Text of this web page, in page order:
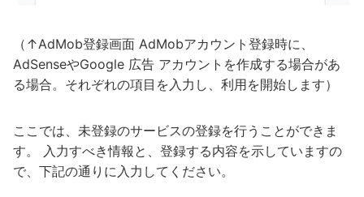
（↑AdMob登録画面 AdMobアカウント登録時に、
AdSenseやGoogle 広告 アカウントを作成する場合があ
る場合。それぞれの項目を入力し、利用を開始します）
ここでは、未登録のサービスの登録を行うことができま
す。 入力すべき情報と、登録する内容を示していますの
で、下記の通りに入力してください。